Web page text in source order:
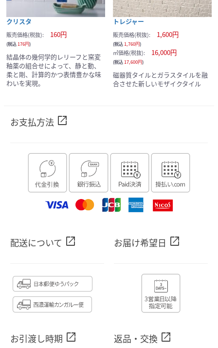
クリスタ
販売価格(税抜): 160円
(税込176円)
結晶体の幾何学的レリーフと窯変
釉薬の組合せによって、静と動、
柔と剛、計算的かつ表情豊かな味
わいを実現。
トレジャー
販売価格(税抜): 1,600円
(税込1,760円)
㎡価格(税抜): 16,000円
(税込17,600円)
磁器質タイルとガラスタイルを融
合させた新しいモザイクタイル
お支払方法 open_in_new
配送について open_in_new お届け希望日 open_in_new
お引渡し時期 open_in_new 返品・交換 open_in_new